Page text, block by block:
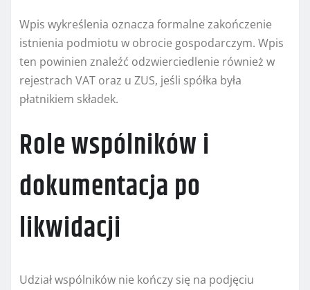
Wpis wykreślenia oznacza formalne zakończenie
istnienia podmiotu w obrocie gospodarczym. Wpis
ten powinien znaleźć odzwierciedlenie również w
rejestrach VAT oraz u ZUS, jeśli spółka była
płatnikiem składek.
Role wspólników i
dokumentacja po
likwidacji
Udział wspólników nie kończy się na podjęciu